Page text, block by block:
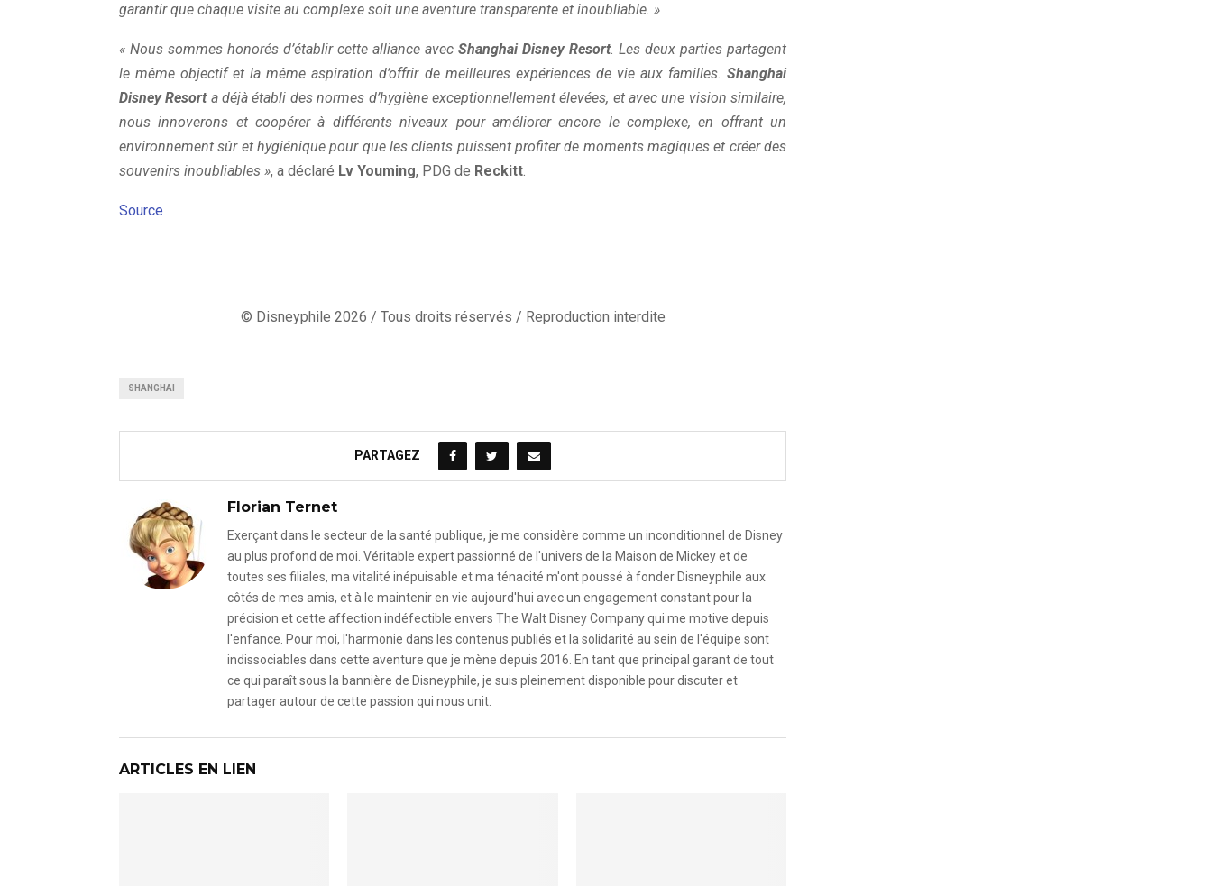
garantir que chaque visite au complexe soit une aventure transparente et inoubliable. »
« Nous sommes honorés d’établir cette alliance avec Shanghai Disney Resort. Les deux parties partagent
le même objectif et la même aspiration d’offrir de meilleures expériences de vie aux familles. Shanghai
Disney Resorta déjà établi des normes d’hygiène exceptionnellement élevées, et avec une vision similaire,
nous innoverons et coopérer à différents niveaux pour améliorer encore le complexe, en offrant un
environnement sûr et hygiénique pour que les clients puissent profiter de moments magiques et créer des
souvenirs inoubliables », a déclaré Lv Youming, PDG de Reckitt.
Source
© Disneyphile 2026 / Tous droits réservés / Reproduction interdite
SHANGHAI
PARTAGEZ
Florian Ternet
Exerçant dans le secteur de la santé publique, je me considère comme un inconditionnel de Disney
au plus profond de moi. Véritable expert passionné de l'univers de la Maison de Mickey et de
toutes ses filiales, ma vitalité inépuisable et ma ténacité m'ont poussé à fonder Disneyphile aux
côtés de mes amis, et à le maintenir en vie aujourd'hui avec un engagement constant pour la
précision et cette affection indéfectible envers The Walt Disney Company qui me motive depuis
l'enfance. Pour moi, l'harmonie dans les contenus publiés et la solidarité au sein de l'équipe sont
indissociables dans cette aventure que je mène depuis 2016. En tant que principal garant de tout
ce qui paraît sous la bannière de Disneyphile, je suis pleinement disponible pour discuter et
partager autour de cette passion qui nous unit.
ARTICLES EN LIEN